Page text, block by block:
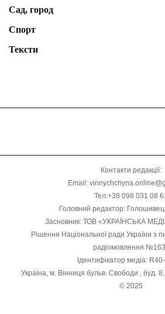
Сад, город
Спорт
Тексти
Контакти редакції:
Email:
Тел:+38 098 031 08
Головний редактор:
Засновник: ТОВ «УКРАЇНСЬКА
Рішення Національної ради України з
радіомовлення
Ідентифікатор медіа:
Україна, м. Вінниця бульв. Свободи , буд.
© 2025